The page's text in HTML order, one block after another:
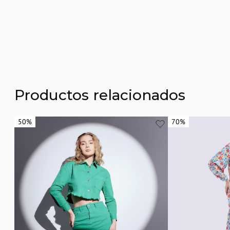
Productos relacionados
50%
50% 70%
70%